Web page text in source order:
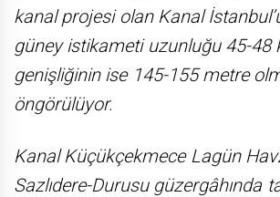
kanal projesi olan Kanal
güney istikameti uzunluğu 45-48
genişliğinin ise 145-155 metre
öngörülüyor.
Kanal Küçükçekmece Lagün
Sazlıdere-Durusu güzergâhında